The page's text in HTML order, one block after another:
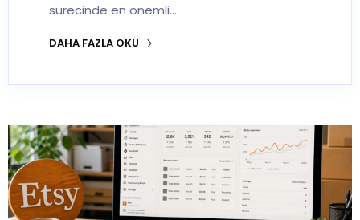
sürecinde en önemli…
DAHA FAZLA OKU